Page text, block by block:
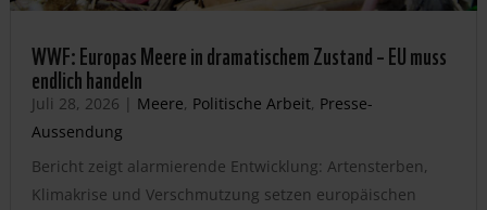
WWF: Europas Meere in dramatischem Zustand – EU muss
endlich handeln
Juli 28, 2026 | Meere, Politische Arbeit, Presse-
Aussendung
Bericht zeigt alarmierende Entwicklung: Artensterben,
Klimakrise und Verschmutzung setzen europäischen